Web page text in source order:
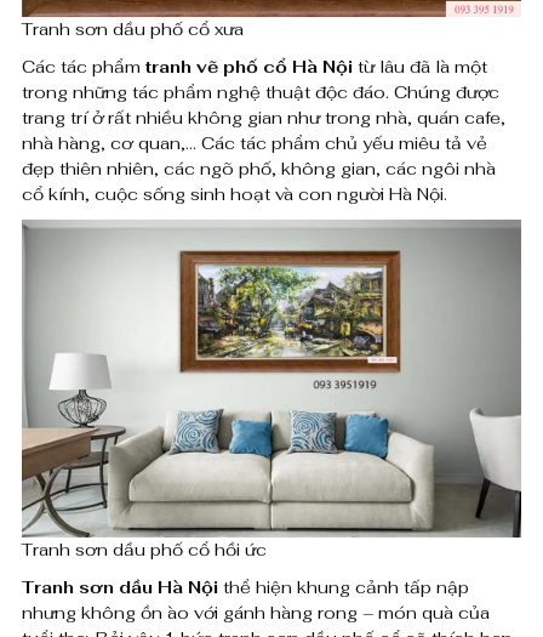
0
,
0
0
0
₫
r
a
n
h
s
n
d
ầ
u
p
h
ố
c
ổ
Tranh sơn dầu phố cổ xưa
Các tác phẩm tranh vẽ phố cổ Hà Nội từ lâu đã là một
trong những tác phẩm nghệ thuật độc đáo. Chúng được
trang trí ở rất nhiều không gian như trong nhà, quán cafe,
nhà hàng, cơ quan,… Các tác phẩm chủ yếu miêu tả vẻ
đẹp thiên nhiên, các ngõ phố, không gian, các ngôi nhà
cổ kính, cuộc sống sinh hoạt và con người Hà Nội.
Tranh sơn dầu phố cổ hồi ức
Tranh sơn dầu Hà Nội thể hiện khung cảnh tấp nập
nhưng không ồn ào với gánh hàng rong – món quà của